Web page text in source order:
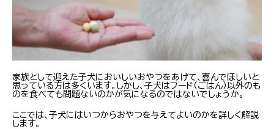
家族として迎えた子犬においしいおやつをあげて、喜んでほしいと
思っている方は多くいます。しかし、子犬はフード（ごはん）以外のも
のを食べても問題ないのかが気になるのではないでしょうか。
ここでは、子犬にはいつからおやつを与えてよいのかを詳しく解説
します。